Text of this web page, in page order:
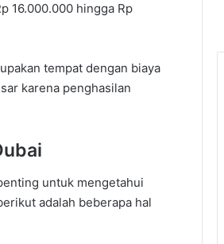
16.000.000 hingga Rp
tempat dengan biaya
karena penghasilan
untuk mengetahui
adalah beberapa hal